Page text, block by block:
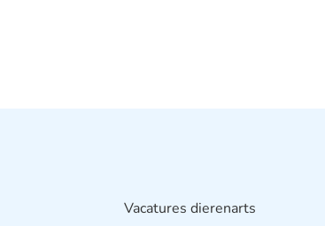
Vacatures dierenarts